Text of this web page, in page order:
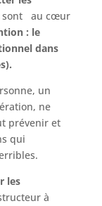
sont au cœur
: le
dans
un
ne
prévenir et
qui
les
à